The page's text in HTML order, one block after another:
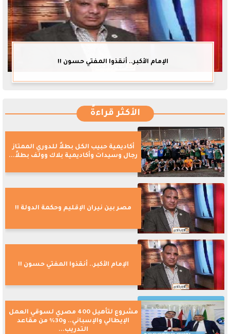
الإمام الأكبر.. أنقذوا المفتي حسون !!
الأكثر قراءةً
أكاديمية حبيب الكل بطلاً للدوري الممتاز
رجال وسيدات وأكاديمية بلاك وولف بطلاً...
مصر بين نيران الإقليم وحكمة الدولة !!
الإمام الأكبر.. أنقذوا المفتي حسون !!
مشروع لتأهيل 400 مصري لسوقي العمل
الإيطالي والإسباني.. و30% من مقاعد
التدريب...